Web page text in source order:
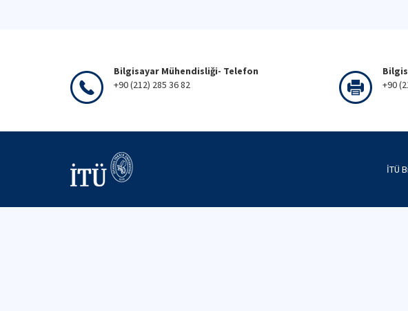
Bilgisayar Mühendisliği- Telefon
+90 (212) 285 36 82
+90
İTÜ